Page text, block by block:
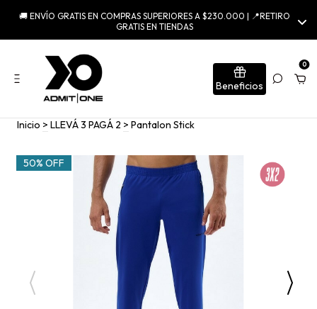
🚚 ENVÍO GRATIS EN COMPRAS SUPERIORES A $230.000 | 📍RETIRO
GRATIS EN TIENDAS
Beneficios
0
Inicio > LLEVÁ 3 PAGÁ 2 > Pantalon Stick
50% OFF